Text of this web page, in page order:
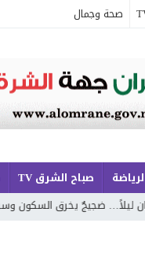
صحة وجمال
صباح الشرق TV
تثير مخاوف السكان!